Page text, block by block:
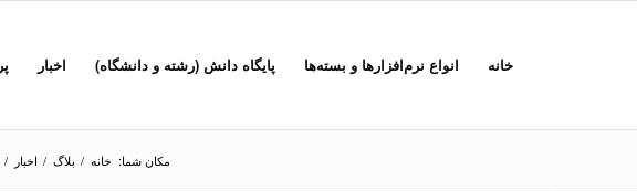
خانه انواع نرم‌افزارها و بسته‌ها پایگاه دانش (رشته و دانشگاه) اخبار
مکان شما: خانه / بلاگ / اخبار /